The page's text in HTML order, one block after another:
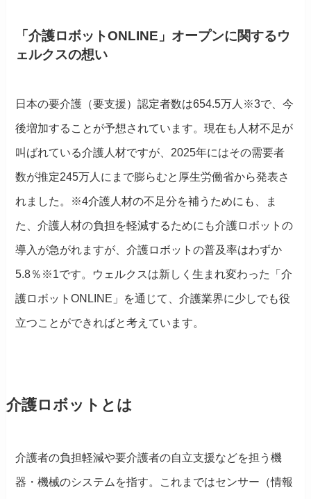
「介護ロボットONLINE」オープンに関するウ
ェルクスの想い
日本の要介護（要支援）認定者数は654.5万人※3で、今
後増加することが予想されています。現在も人材不足が
叫ばれている介護人材ですが、2025年にはその需要者
数が推定245万人にまで膨らむと厚生労働省から発表さ
れました。※4介護人材の不足分を補うためにも、ま
た、介護人材の負担を軽減するためにも介護ロボットの
導入が急がれますが、介護ロボットの普及率はわずか
5.8％※1です。ウェルクスは新しく生まれ変わった「介
護ロボットONLINE」を通じて、介護業界に少しでも役
立つことができればと考えています。
介護ロボットとは
介護者の負担軽減や要介護者の自立支援などを担う機
器・機械のシステムを指す。これまではセンサー（情報